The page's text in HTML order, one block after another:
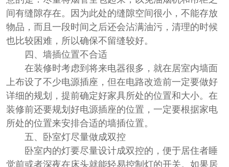
间有缝隙存在。因为此处的缝隙空间很小，不能存放
物品，而且一段时间之后还会沾满油污，清理的时候
也比较困难，所以确保不留缝较好。
四、墙插位置不合适
在装修时考虑到将来电器很多，就在居室内墙面
上布设了不少电源插座，但在电路改造前一定要做好
详细的规划，提前确定好家具所处的位置和大小。在
装修前还要规划好电源插座的位置，一定要根据家电
所处的位置来安排合适的墙插位置。
五、卧室灯尽量做成双控
卧室内的灯要尽量设计成双控的，便于居住者睡
觉前或者深夜在床头就能轻易控制灯的开关。如果居